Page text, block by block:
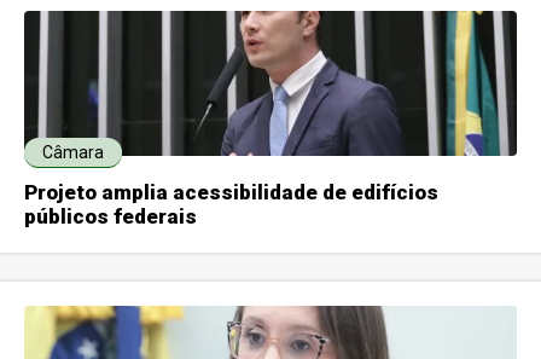
Câmara
Projeto amplia acessibilidade de edifícios
públicos federais